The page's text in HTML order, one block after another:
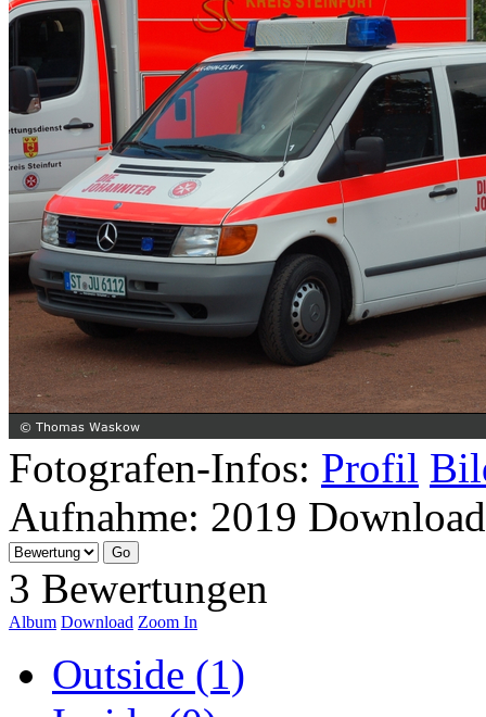
Fotografen-Infos: Profil
Aufnahme: 2019
3 Bewertungen
Album Download Zoom In
Outside (1)